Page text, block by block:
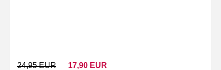
24,95 EUR 17,90 EUR